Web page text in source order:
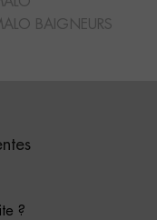
BAIGNEURS
?